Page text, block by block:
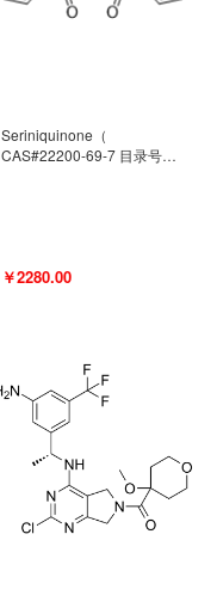
Seriniquinone（
CAS#22200-69-7 目录号
￥2280.00